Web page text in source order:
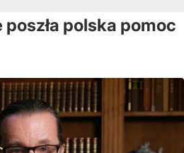
polska pomoc